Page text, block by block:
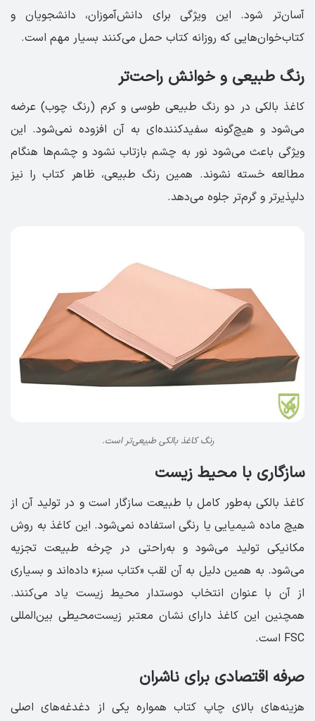
آسان‌تر شود. این ویژگی برای دانش‌آموزان، دانشجویان و
کتاب‌خوان‌هایی که روزانه کتاب حمل می‌کنند بسیار مهم است.
رنگ طبیعی و خوانش راحت‌تر
کاغذ بالکی در دو رنگ طبیعی طوسی و کرم (رنگ چوب) عرضه
می‌شود و هیچ‌گونه سفیدکننده‌ای به آن افزوده نمی‌شود. این
ویژگی باعث می‌شود نور به چشم بازتاب نشود و چشم‌ها هنگام
مطالعه خسته نشوند. همین رنگ طبیعی، ظاهر کتاب را نیز
دلپذیرتر و گرم‌تر جلوه می‌دهد.
رنگ کاغذ بالکی طبیعی‌تر است.
سازگاری با محیط زیست
کاغذ بالکی به‌طور کامل با طبیعت سازگار است و در تولید آن از
هیچ ماده شیمیایی یا رنگی استفاده نمی‌شود. این کاغذ به روش
مکانیکی تولید می‌شود و به‌راحتی در چرخه طبیعت تجزیه
می‌شود. به همین دلیل به آن لقب «کتاب سبز» داده‌اند و بسیاری
از آن با عنوان انتخاب دوستدار محیط زیست یاد می‌کنند.
همچنین این کاغذ دارای نشان معتبر زیست‌محیطی بین‌المللی
FSC است.
صرفه اقتصادی برای ناشران
هزینه‌های بالای چاپ کتاب همواره یکی از دغدغه‌های اصلی